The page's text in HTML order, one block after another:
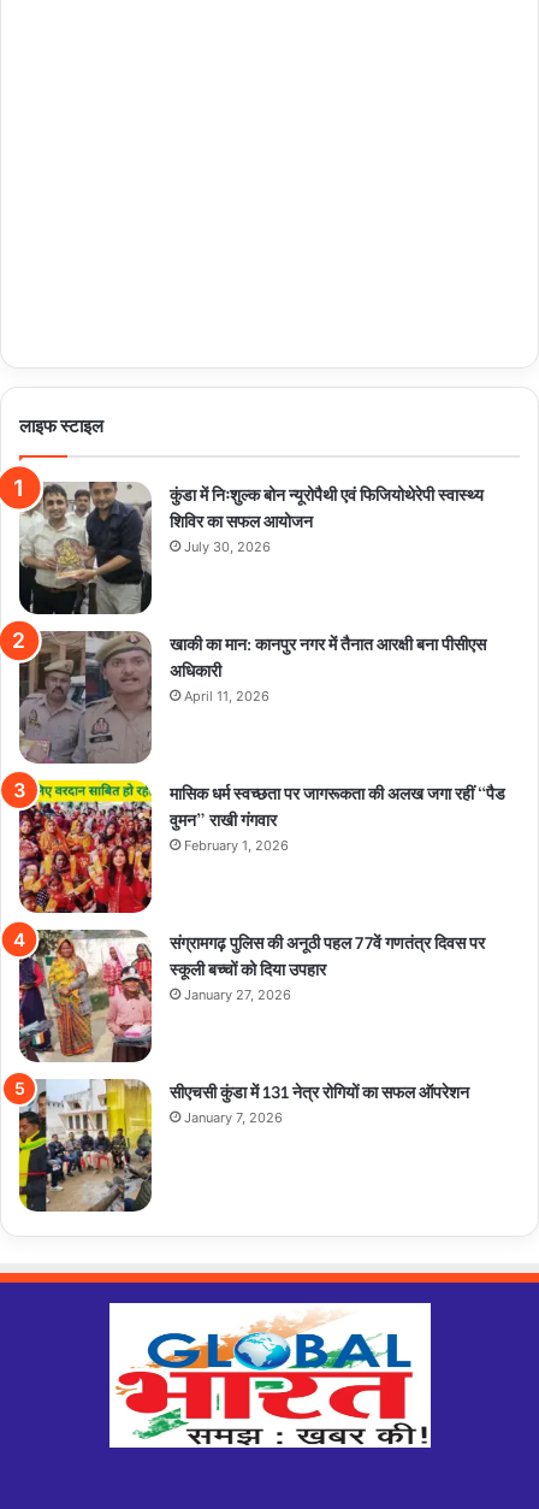
लाइफ स्टाइल
कुंडा में निःशुल्क बोन न्यूरोपैथी एवं फिजियोथेरेपी स्वास्थ्य
शिविर का सफल आयोजन
July 30, 2026
खाकी का मान: कानपुर नगर में तैनात आरक्षी बना पीसीएस
अधिकारी
April 11, 2026
मासिक धर्म स्वच्छता पर जागरूकता की अलख जगा रहीं “पैड
वुमन” राखी गंगवार
February 1, 2026
संग्रामगढ़ पुलिस की अनूठी पहल 77वें गणतंत्र दिवस पर
स्कूली बच्चों को दिया उपहार
January 27, 2026
सीएचसी कुंडा में 131 नेत्र रोगियों का सफल ऑपरेशन
January 7, 2026